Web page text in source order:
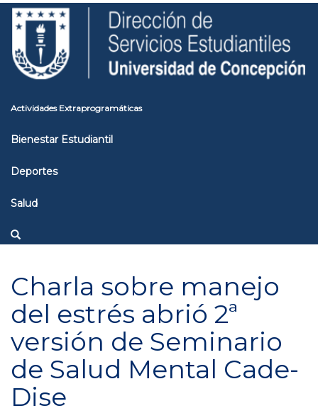
Pasar
contenido
principal
Toggle
high
contrast
Actividades Extraprogramáticas
Bienestar Estudiantil
Deportes
Salud
Charla sobre manejo
del estrés abrió 2ª
versión de Seminario
de Salud Mental Cade-
Dise